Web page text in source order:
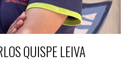
QUISPE LEIVA